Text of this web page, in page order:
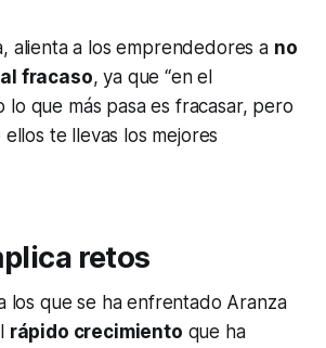
alienta a los emprendedores a no
fracaso, ya que “en el
lo que más pasa es fracasar, pero
te llevas los mejores
retos
los que se ha enfrentado Aranza
rápido crecimiento que ha